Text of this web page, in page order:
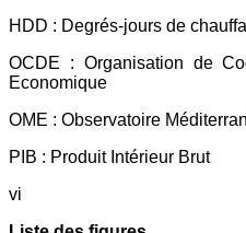
HDD : Degrés-jours de
OCDE : Organisation de
Economique
OME : Observatoire
PIB : Produit Intérieur Brut
vi